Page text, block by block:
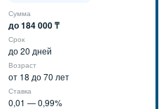
Сумма
до 184 000 ₸
Срок
до 20 дней
Возраст
от 18 до 70 лет
Ставка
0,01 — 0,99%